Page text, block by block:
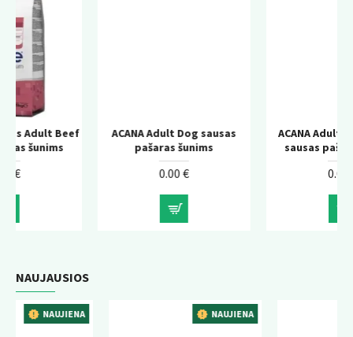
ACANA Adult Dog sausas
pašaras šunims
ACANA Adult Large Breed
sausas pašaras šunims
NAUJAUSIOS